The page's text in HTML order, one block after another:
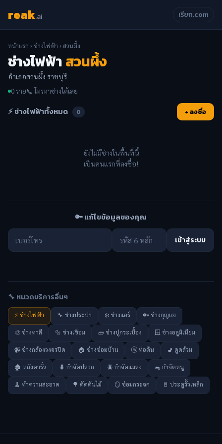
reak.ai เรียก.com
หน้าแรก › ช่างไฟฟ้า › สวนผึ้ง
ช่างไฟฟ้าสวนผึ้ง
อำเภอสวนผึ้ง ราชบุรี
0 ราย📞 โทรหาช่างได้เลย
⚡ ช่างไฟฟ้าทั้งหมด 0 + ลงชื่อ
ยังไม่มีช่างในพื้นที่นี้
เป็นคนแรกที่ลงชื่อ!
🔑 แก้ไขข้อมูลของคุณ
เข้าสู่ระบบ
🔧 หมวดบริการอื่นๆ
⚡ ช่างไฟฟ้า 🔧 ช่างประปา ❄️ ช่างแอร์ 🔑 ช่างกุญแจ
🎨 ช่างทาสี 🔩 ช่างเชื่อม 🧱 ช่างปูกระเบื้อง 🪟 ช่างอลูมิเนียม
📹 ช่างกล้องวงจรปิด 🏠 ช่างซ่อมบ้าน 🚰 ท่อตัน 🚽 ดูดส้วม
🏚️ หลังคารั่ว 🐛 กำจัดปลวก 🪲 กำจัดแมลง 🐀 กำจัดหนู
🧹 ทำความสะอาด 🌳 ตัดต้นไม้ 🪞 ซ่อมกระจก 🚪 ประตูรั้วเหล็ก